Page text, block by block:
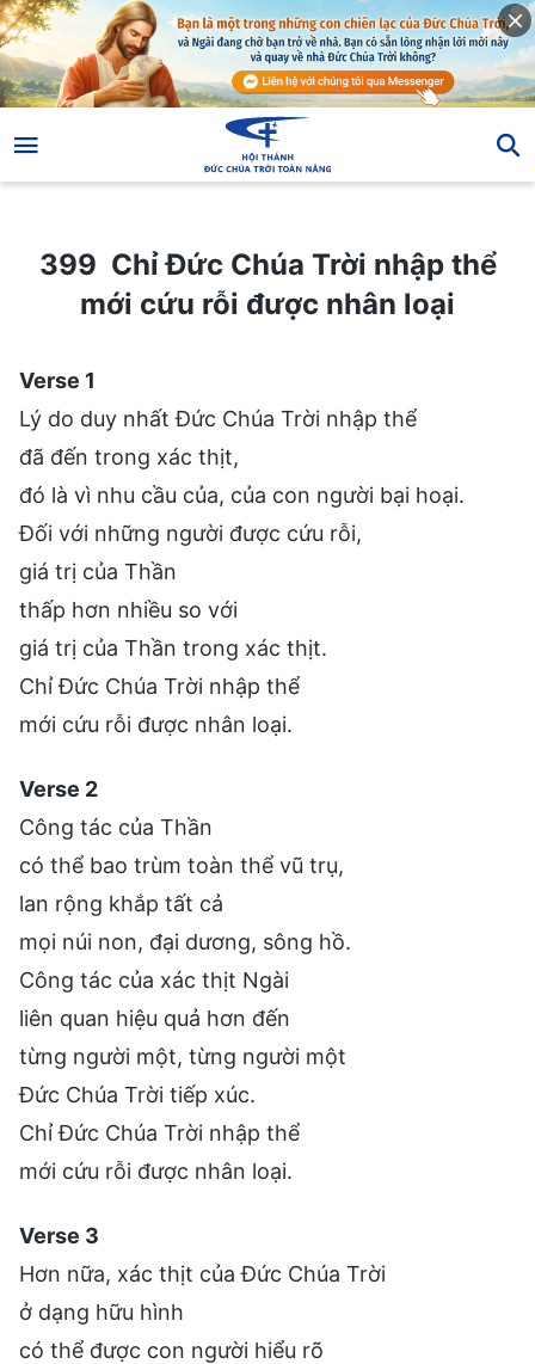
399 Chỉ Đức Chúa Trời nhập thể
mới cứu rỗi được nhân loại
Verse 1
Lý do duy nhất Đức Chúa Trời nhập thể
đã đến trong xác thịt,
đó là vì nhu cầu của, của con người bại hoại.
Đối với những người được cứu rỗi,
giá trị của Thần
thấp hơn nhiều so với
giá trị của Thần trong xác thịt.
Chỉ Đức Chúa Trời nhập thể
mới cứu rỗi được nhân loại.
Verse 2
Công tác của Thần
có thể bao trùm toàn thể vũ trụ,
lan rộng khắp tất cả
mọi núi non, đại dương, sông hồ.
Công tác của xác thịt Ngài
liên quan hiệu quả hơn đến
từng người một, từng người một
Đức Chúa Trời tiếp xúc.
Chỉ Đức Chúa Trời nhập thể
mới cứu rỗi được nhân loại.
Verse 3
Hơn nữa, xác thịt của Đức Chúa Trời
ở dạng hữu hình
có thể được con người hiểu rõ